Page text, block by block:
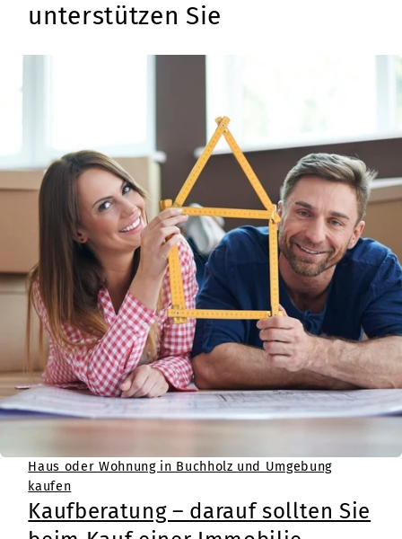
unterstützen Sie
Haus oder Wohnung in Buchholz und Umgebung
kaufen
Kaufberatung – darauf sollten Sie